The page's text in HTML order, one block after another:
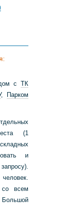
с ТК
, Парком
(1
и
со всем
Большой